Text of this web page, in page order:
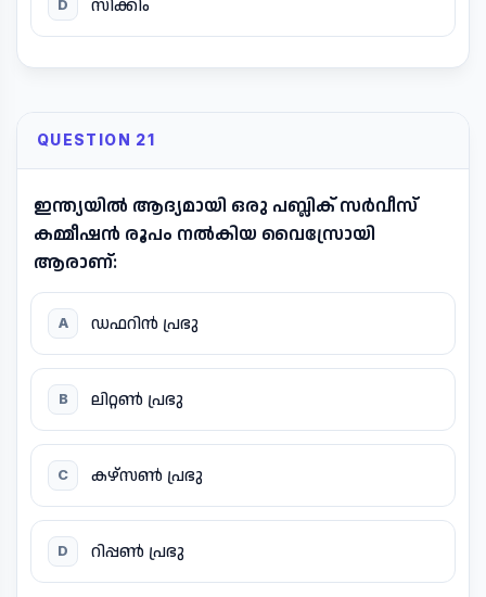
D സിക്കിം
QUESTION 21
ഇന്ത്യയിൽ ആദ്യമായി ഒരു പബ്ലിക് സർവീസ്
കമ്മീഷൻ രൂപം നൽകിയ വൈസ്രോയി
ആരാണ്:
A ഡഫറിൻ പ്രഭു
B ലിറ്റൺ പ്രഭു
C കഴ്സൺ പ്രഭു
D റിപ്പൺ പ്രഭു